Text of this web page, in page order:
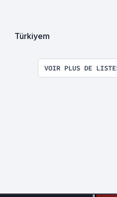
Türkiyem
VOIR PLUS DE